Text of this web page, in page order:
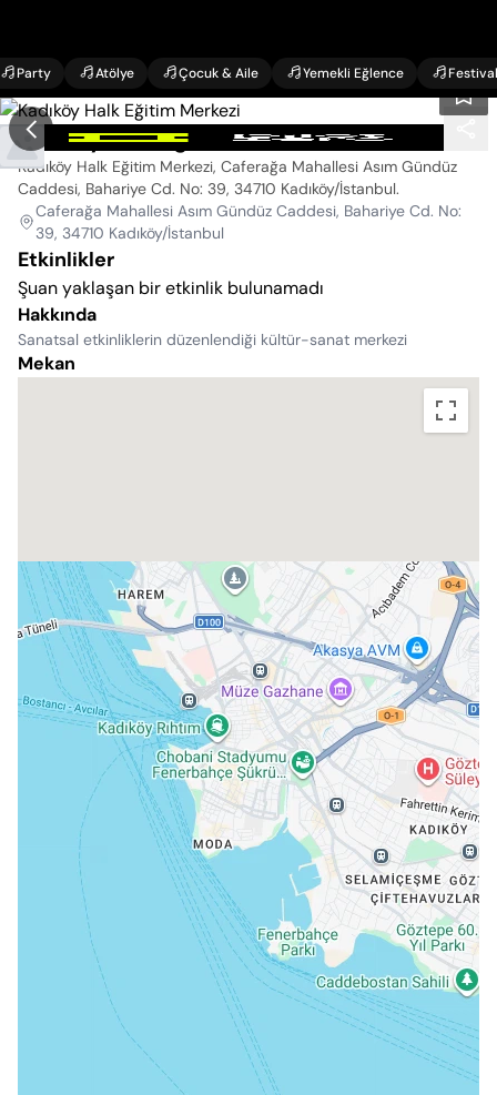
Party Atölye Çocuk & Aile Yemekli Eğlence Festival
Kadıköy Halk Eğitim Merkezi
Kadıköy Halk Eğitim Merkezi, Caferağa Mahallesi Asım Gündüz
Caddesi, Bahariye Cd. No: 39, 34710 Kadıköy/İstanbul.
Caferağa Mahallesi Asım Gündüz Caddesi, Bahariye Cd. No:
39, 34710 Kadıköy/İstanbul
Etkinlikler
Şuan yaklaşan bir etkinlik bulunamadı
Hakkında
Sanatsal etkinliklerin düzenlendiği kültür-sanat merkezi
Mekan